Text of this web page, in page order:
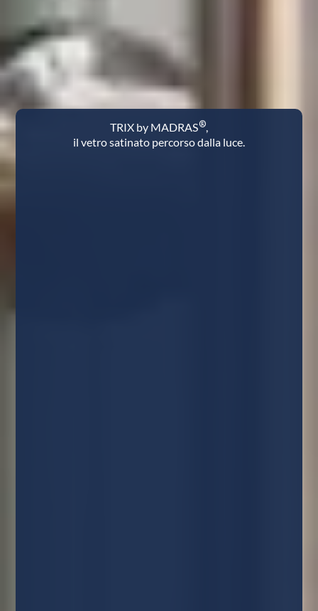
TRIX by MADRAS®
il vetro satinato percorso dalla luce.